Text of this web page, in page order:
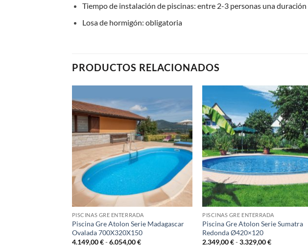
Tiempo de instalación de piscinas: entre 2-3 personas una
Losa de hormigón: obligatoria
PRODUCTOS RELACIONADOS
PISCINAS GRE ENTERRADA
Piscina Gre Atolon Serie Madagascar
Ovalada 700X320X150
4.149,00€-6.054,00€Rango
PISCINAS GRE ENTERRADA
Piscina Gre Atolon Serie Sumatra
Redonda Ø420×120
2.349,00€-3.329,00€Rango